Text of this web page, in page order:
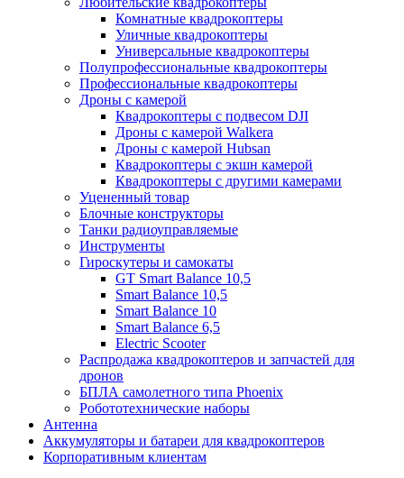
Комнатные квадрокоптеры
Уличные квадрокоптеры
Универсальные квадрокоптеры
Полупрофессиональные квадрокоптеры
Профессиональные квадрокоптеры
Дроны с камерой
Квадрокоптеры с подвесом DJI
Дроны с камерой Walkera
Дроны с камерой Hubsan
Квадрокоптеры с экшн камерой
Квадрокоптеры с другими камерами
Уцененный товар
Блочные конструкторы
Танки радиоуправляемые
Инструменты
Гироскутеры и самокаты
GT Smart Balance 10,5
Smart Balance 10,5
Smart Balance 10
Smart Balance 6,5
Electric Scooter
Распродажа квадрокоптеров и запчастей для
дронов
БПЛА самолетного типа Phoenix
Робототехнические наборы
Антенна
Аккумуляторы и батареи для квадрокоптеров
Корпоративным клиентам